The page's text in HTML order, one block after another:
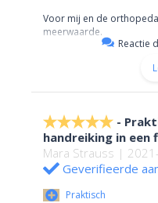
Reactie
Voor mij en de
meerwaarde.
handreiking in een
Mara Strauss |
Geverifieerde
Praktisch